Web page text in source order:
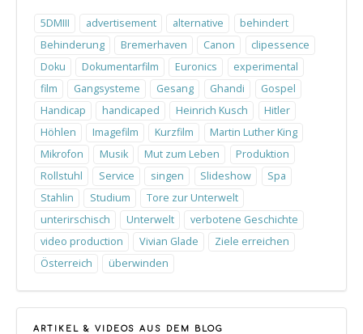
5DMIII advertisement alternative
behindert
Behinderung
Bremerhaven Canon
clipessence
Doku
Dokumentarfilm Euronics
experimental
film
Gangsysteme Gesang Ghandi
Gospel
Handicap
handicaped Heinrich Kusch
Hitler
Höhlen
Imagefilm Kurzfilm
Martin Luther King
Mikrofon
Musik Mut zum Leben
Produktion
Rollstuhl
Service singen Slideshow
Spa
Stahlin
Studium
Tore zur Unterwelt
unterirschisch
Unterwelt
verbotene Geschichte
video production
Vivian Glade
Ziele erreichen
Österreich
überwinden
ARTIKEL & VIDEOS AUS DEM BLOG